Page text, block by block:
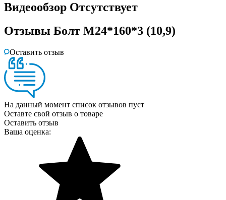
Видеообзор Отсутствует
Отзывы Болт М24*160*3 (10,9)
Оставить отзыв
На данный момент список отзывов пуст
Оставте свой отзыв о товаре
Оставить отзыв
Ваша оценка: